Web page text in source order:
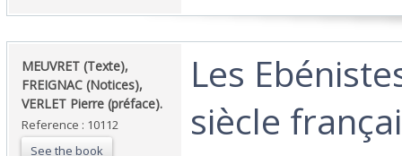
‎MEUVRET (Texte),
FREIGNAC (Notices),
VERLET Pierre (préface). ‎
Reference : 10112
See the book
‎Les
siècle